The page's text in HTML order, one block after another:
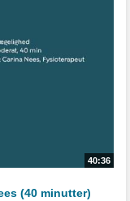
40:36
(40 minutter)